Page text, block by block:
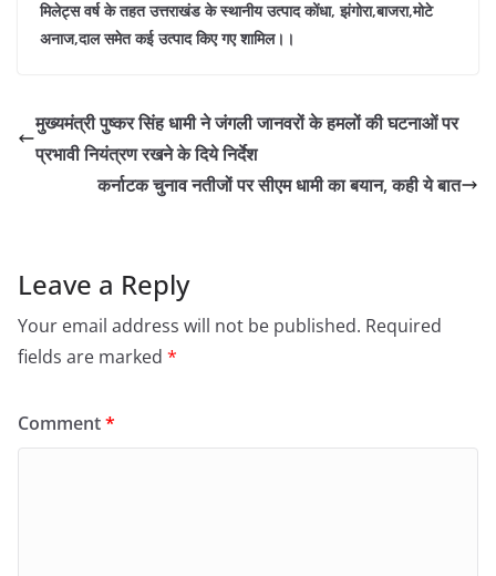
मिलेट्स वर्ष के तहत उत्तराखंड के स्थानीय उत्पाद कोंधा, झंगोरा,बाजरा,मोटे
अनाज,दाल समेत कई उत्पाद किए गए शामिल।।
मुख्यमंत्री पुष्कर सिंह धामी ने जंगली जानवरों के हमलों की घटनाओं पर
प्रभावी नियंत्रण रखने के दिये निर्देश
कर्नाटक चुनाव नतीजों पर सीएम धामी का बयान, कही ये बात
Leave a Reply
Your email address will not be published. Required
fields are marked *
Comment*